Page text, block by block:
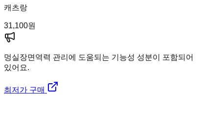
캐츠랑
31,100원
멍실장면역력 관리에 도움되는 기능성 성분이 포함되어
있어요.
최저가 구매